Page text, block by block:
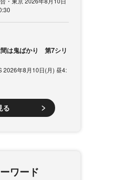
は鬼ばかり 第7シリ
2026年8月10日(月) 昼4:
る
ワード